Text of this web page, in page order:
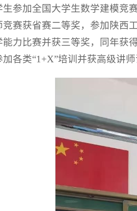
生参加全国大学生数学建模竞
竞赛获省赛二等奖，参加陕西
能力比赛并获三等奖，同年获
加各类“1+X”培训并获高级讲